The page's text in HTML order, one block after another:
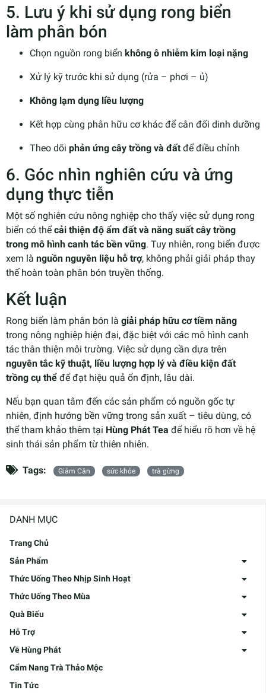
DANH MỤC
Trang Chủ
Sản Phẩm
Thức Uống Theo Nhịp Sinh Hoạt
Thức Uống Theo Mùa
Quà Biếu
Hỗ Trợ
Về Hùng Phát
Cẩm Nang Trà Thảo Mộc
Tin Tức
5. Lưu ý khi sử dụng rong biển
làm phân bón
Chọn nguồn rong biển không ô nhiễm kim loại nặng
Xử lý kỹ trước khi sử dụng (rửa – phơi – ủ)
Không lạm dụng liều lượng
Kết hợp cùng phân hữu cơ khác để cân đối dinh dưỡng
Theo dõi phản ứng cây trồng và đấtđể điều chỉnh
6. Góc nhìn nghiên cứu và ứng
dụng thực tiễn
Một số nghiên cứu nông nghiệp cho thấy việc sử dụng rong
biển có thểcải thiện độ ẩm đất và năng suất cây trồng
trong mô hình canh tác bền vững. Tuy nhiên, rong biển được
xem là nguồn nguyên liệu hỗ trợ, không phải giải pháp thay
thế hoàn toàn phân bón truyền thống.
Kết luận
Rong biển làm phân bón là giải pháp hữu cơ tiềm năng
trong nông nghiệp hiện đại, đặc biệt với các mô hình canh
tác thân thiện môi trường. Việc sử dụng cần dựa trên
nguyên tắc kỹ thuật, liều lượng hợp lý và điều kiện đất
trồng cụ thể để đạt hiệu quả ổn định, lâu dài.
Nếu bạn quan tâm đến các sản phẩm có nguồn gốc tự
nhiên, định hướng bền vững trong sản xuất – tiêu dùng, có
thể tham khảo thêm tại Hùng Phát Tea để hiểu rõ hơn về hệ
sinh thái sản phẩm từ thiên nhiên.
Tags: Giảm Cân sức khỏe trà gừng